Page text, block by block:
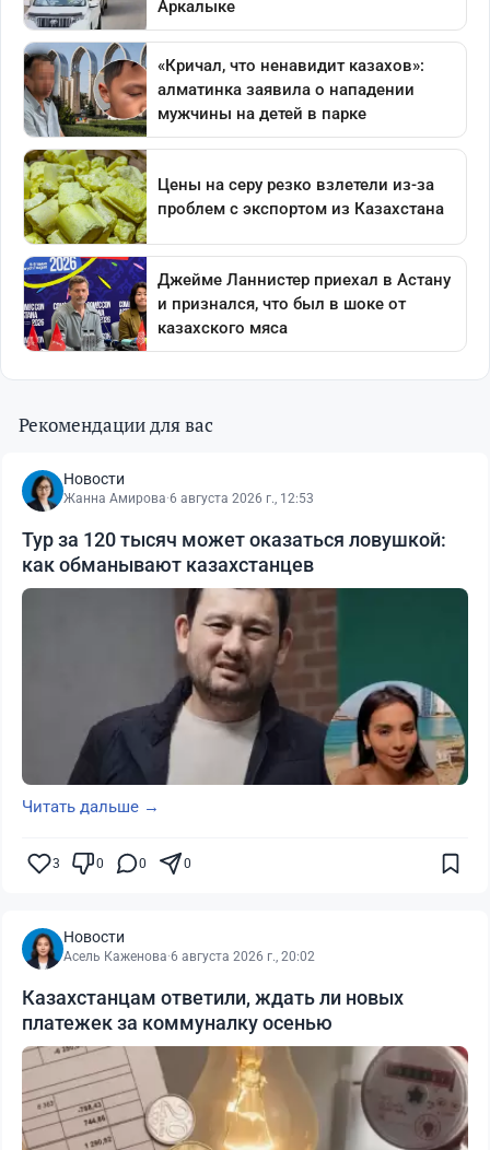
Рекомендации для вас
Новости
Жанна Амирова·6 августа 2026 г., 12:53
Тур за 120 тысяч может оказаться ловушкой:
как обманывают казахстанцев
Читать дальше →
3 0 0 0
Новости
Асель Каженова·6 августа 2026 г., 20:02
Казахстанцам ответили, ждать ли новых
платежек за коммуналку осенью